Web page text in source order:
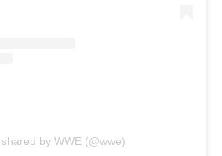
shared by WWE (@wwe)